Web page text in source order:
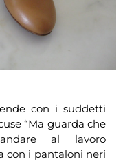
con i suddetti
“Ma guarda che
al lavoro
con i pantaloni neri